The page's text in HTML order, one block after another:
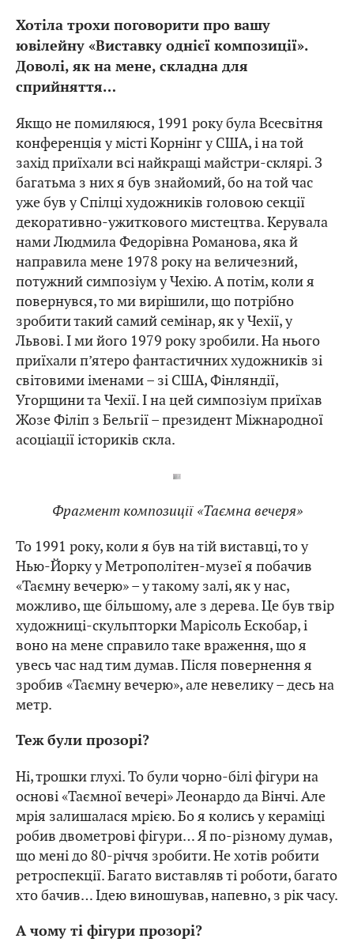
Хотіла трохи поговорити про вашу
ювілейну «Виставку однієї композиції».
Доволі, як на мене, складна для
сприйняття…
Якщо не помиляюся, 1991 року була Всесвітня
конференція у місті Корнінг у США, і на той
захід приїхали всі найкращі майстри-склярі. З
багатьма з них я був знайомий, бо на той час
уже був у Спілці художників головою секції
декоративно-ужиткового мистецтва. Керувала
нами Людмила Федорівна Романова, яка й
направила мене 1978 року на величезний,
потужний симпозіум у Чехію. А потім, коли я
повернувся, то ми вирішили, що потрібно
зробити такий самий семінар, як у Чехії, у
Львові. І ми його 1979 року зробили. На нього
приїхали п’ятеро фантастичних художників зі
світовими іменами – зі США, Фінляндії,
Угорщини та Чехії. І на цей симпозіум приїхав
Жозе Філіп з Бельгії – президент Міжнародної
асоціації істориків скла.
Фрагмент композиції «Таємна вечеря»
То 1991 року, коли я був на тій виставці, то у
Нью-Йорку у Метрополітен-музеї я побачив
«Таємну вечерю» – у такому залі, як у нас,
можливо, ще більшому, але з дерева. Це був твір
художниці-скульпторки Марісоль Ескобар, і
воно на мене справило таке враження, що я
увесь час над тим думав. Після повернення я
зробив «Таємну вечерю», але невелику – десь на
метр.
Теж були прозорі?
Ні, трошки глухі. То були чорно-білі фігури на
основі «Таємної вечері» Леонардо да Вінчі. Але
мрія залишалася мрією. Бо я колись у кераміці
робив двометрові фігури… Я по-різному думав,
що мені до 80-річчя зробити. Не хотів робити
ретроспекції. Багато виставляв ті роботи, багато
хто бачив… Ідею виношував, напевно, з рік часу.
А чому ті фігури прозорі?